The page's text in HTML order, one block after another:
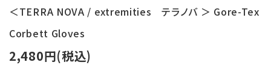
＜TERRA NOVA / extremities テラノバ ＞ Gore-Tex
Corbett Gloves
2,480円(税込)